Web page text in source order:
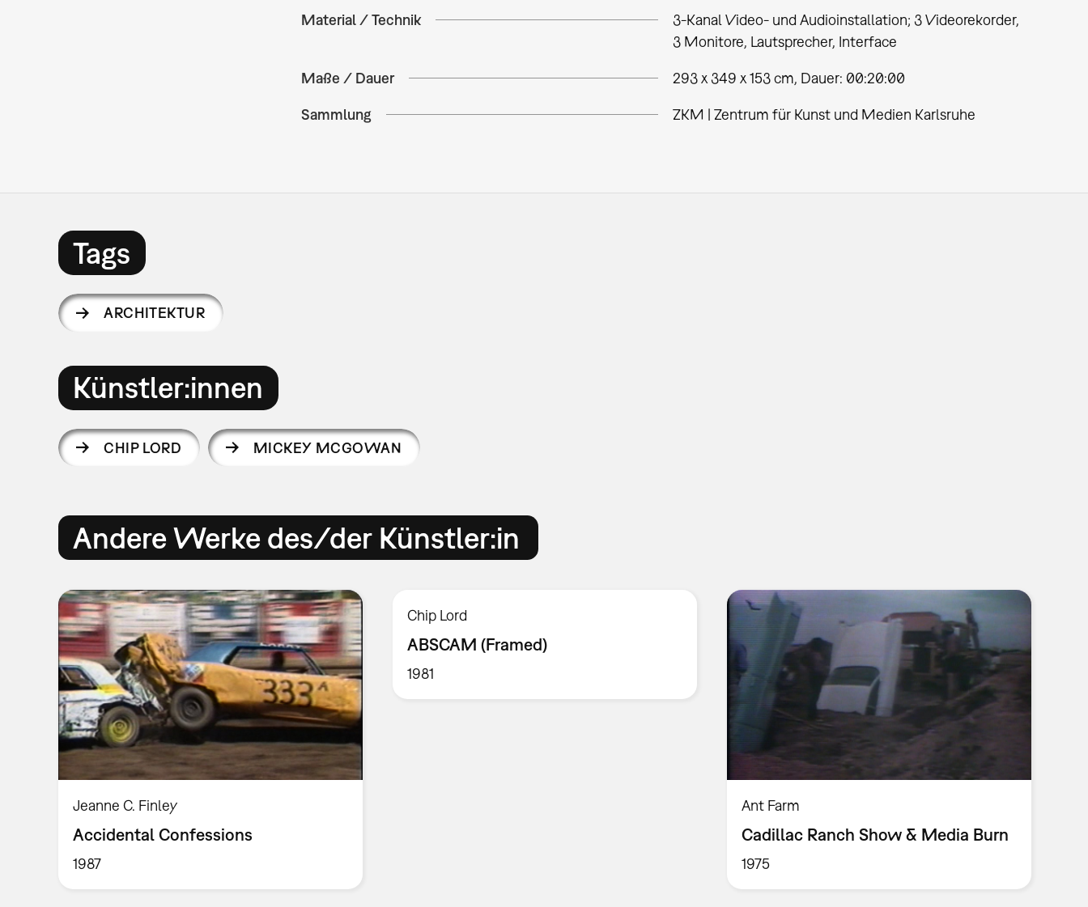
Material / Technik
3-Kanal Video- und Audioinstallation; 3 Videorekorder,
3 Monitore, Lautsprecher, Interface
Maße / Dauer 293 x 349 x 153 cm, Dauer: 00:20:00
Sammlung ZKM | Zentrum für Kunst und Medien Karlsruhe
Tags
ARCHITEKTUR
Künstler:innen
CHIP LORD MICKEY MCGOWAN
Andere Werke des/der Künstler:in
Jeanne C. Finley
Accidental Confessions
1987
Chip Lord
ABSCAM (Framed)
1981
Ant Farm
Cadillac Ranch Show & Media Burn
1975